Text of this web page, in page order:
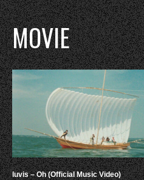
MOVIE
luvis – Oh (Official Music Video)